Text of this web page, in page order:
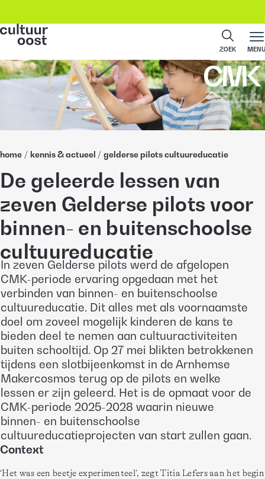
ZOEK MENU
home / kennis & actueel / gelderse pilots cultuureducatie
De geleerde lessen van
zeven Gelderse pilots voor
binnen- en buitenschoolse
cultuureducatie
In zeven Gelderse pilots werd de afgelopen
CMK-periode ervaring opgedaan met het
verbinden van binnen- en buitenschoolse
cultuureducatie. Dit alles met als voornaamste
doel om zoveel mogelijk kinderen de kans te
bieden deel te nemen aan cultuuractiviteiten
buiten schooltijd. Op 27 mei blikten betrokkenen
tijdens een slotbijeenkomst in de Arnhemse
Makercosmos terug op de pilots en welke
lessen er zijn geleerd. Het is de opmaat voor de
CMK-periode 2025-2028 waarin nieuwe
binnen- en buitenschoolse
cultuureducatieprojecten van start zullen gaan.
Context
‘Het was een beetje experimenteel’, zegt Titia Lefers aan het begin